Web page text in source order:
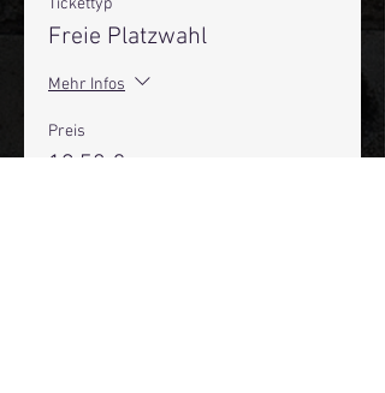
Tickettyp
Freie Platzwahl
Mehr Infos
Preis
19,50 €